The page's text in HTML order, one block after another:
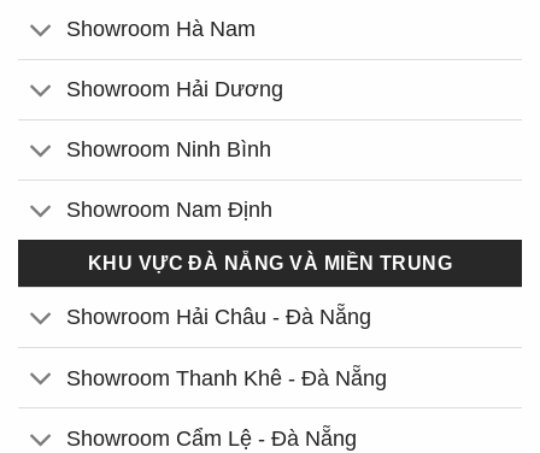
Showroom Hà Nam
Showroom Hải Dương
Showroom Ninh Bình
Showroom Nam Định
KHU VỰC ĐÀ NẴNG VÀ MIỀN TRUNG
Showroom Hải Châu - Đà Nẵng
Showroom Thanh Khê - Đà Nẵng
Showroom Cẩm Lệ - Đà Nẵng